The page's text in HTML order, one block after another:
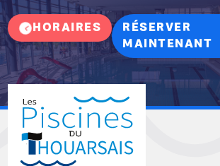
HORAIRES
RÉSERVER
MAINTENANT